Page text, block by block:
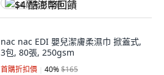
$4 酷澎幣回饋
nac nac EDI 嬰兒潔膚柔濕巾 掀蓋式,
3包, 80張, 250gsm
首購折扣價 40%$165